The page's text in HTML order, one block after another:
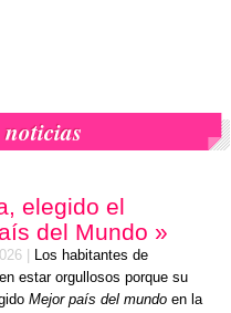
elegido el
del Mundo »
Los habitantes de
estar orgullosos porque su
Mejor país del mundo en la